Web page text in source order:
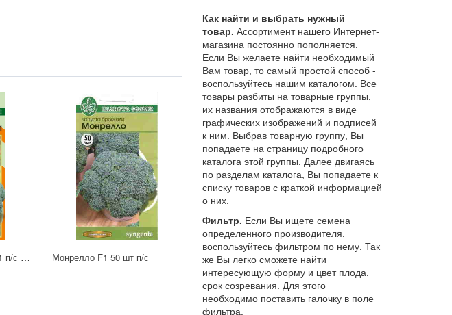
Брокколи Стромболи F1 п/с 10шт ран. Монрелло F1 50 шт п/с
Как найти и выбрать нужный
товар. Ассортимент нашего Интернет-
магазина постоянно пополняется.
Если Вы желаете найти необходимый
Вам товар, то самый простой способ -
воспользуйтесь нашим каталогом. Все
товары разбиты на товарные группы,
их названия отображаются в виде
графических изображений и подписей
к ним. Выбрав товарную группу, Вы
попадаете на страницу подробного
каталога этой группы. Далее двигаясь
по разделам каталога, Вы попадаете к
списку товаров с краткой информацией
о них.
Фильтр. Если Вы ищете семена
определенного производителя,
воспользуйтесь фильтром по нему. Так
же Вы легко сможете найти
интересующую форму и цвет плода,
срок созревания. Для этого
необходимо поставить галочку в поле
фильтра.